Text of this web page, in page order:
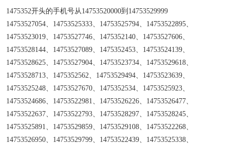
1475352开头的手机号从14753520000到14753529999
14753527054、14753525333、14753525794、14753522895、
14753523019、14753527746、1475352140、14753527606、
14753528144、14753527089、1475352453、14753524139、
14753528625、14753527904、14753523734、14753529618、
14753528713、1475352562、14753529494、14753523639、
14753525248、14753527670、1475352534、14753525923、
14753524686、14753522981、14753526226、14753526477、
14753522637、14753522793、14753528297、14753528245、
14753525891、14753529859、14753529108、14753522268、
14753526950、14753529799、14753522439、14753525338、